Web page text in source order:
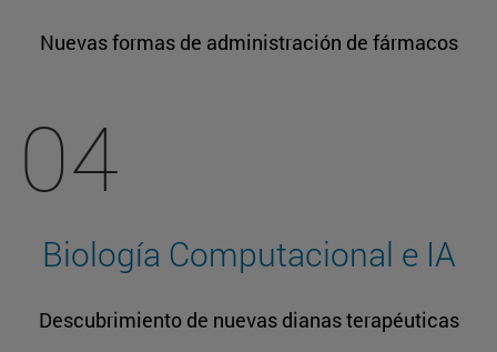
Nuevas formas de administración de fármacos
04
Biología Computacional e IA
Descubrimiento de nuevas dianas terapéuticas